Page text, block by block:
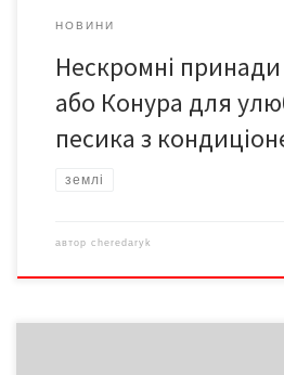
НОВИНИ
Нескромні
або Конура для
песика з
землі
автор cheredaryk